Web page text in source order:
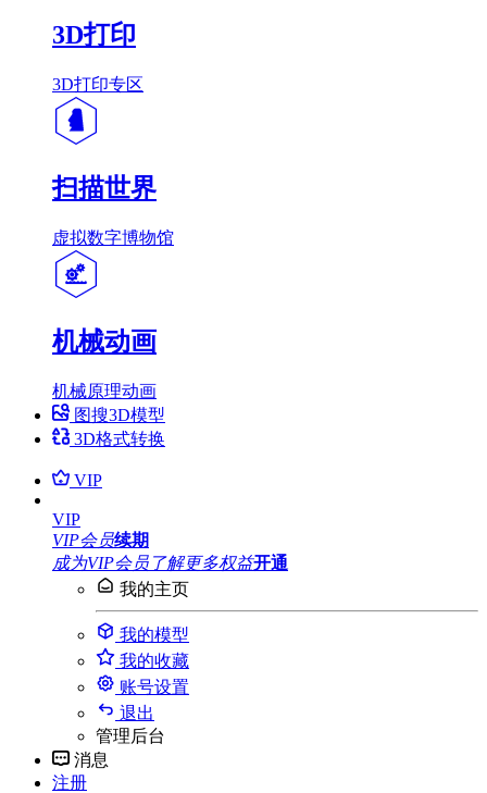
3D打印
3D打印专区
扫描世界
虚拟数字博物馆
机械动画
机械原理动画
图搜3D模型
3D格式转换
VIP
VIP
VIP会员续期
成为VIP会员 了解更多权益开通
我的主页
我的模型
我的收藏
账号设置
退出
管理后台
消息
注册